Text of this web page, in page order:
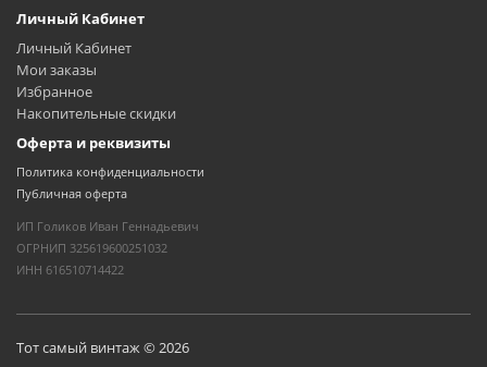
Личный Кабинет
Личный Кабинет
Мои заказы
Избранное
Накопительные скидки
Оферта и реквизиты
Политика конфиденциальности
Публичная оферта
ИП Голиков Иван Геннадьевич
ОГРНИП 325619600251032
ИНН 616510714422
Тот самый винтаж © 2026